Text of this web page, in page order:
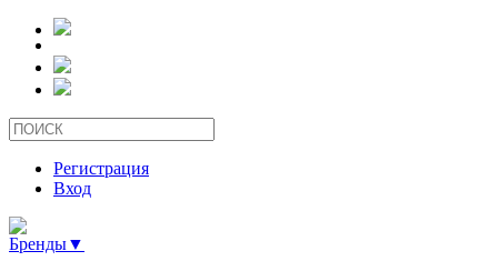
Регистрация
Вход
Бренды▼